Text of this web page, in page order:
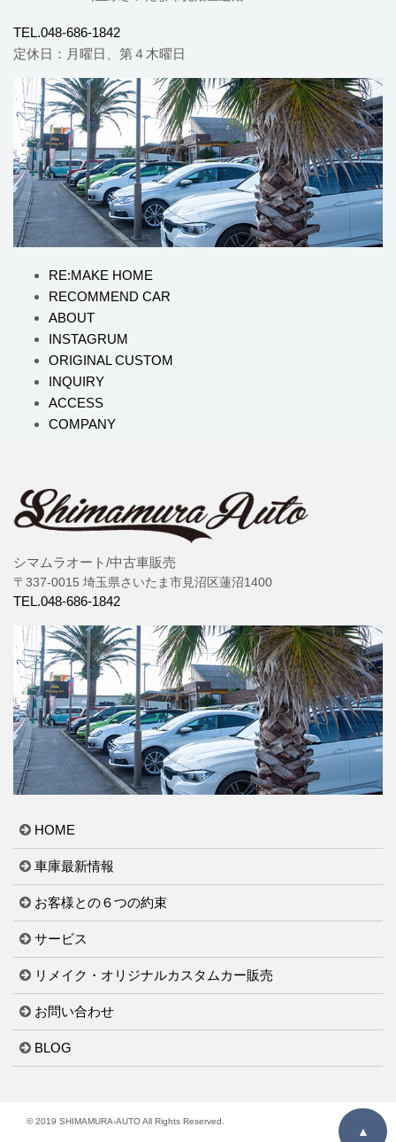
TEL.048-686-1842
定休日：月曜日、第４木曜日
RE:MAKE HOME
RECOMMEND CAR
ABOUT
INSTAGRUM
ORIGINAL CUSTOM
INQUIRY
ACCESS
COMPANY
シマムラオート/中古車販売
〒337-0015 埼玉県さいたま市見沼区蓮沼1400
TEL.048-686-1842
HOME
車庫最新情報
お客様との６つの約束
サービス
リメイク・オリジナルカスタムカー販売
お問い合わせ
BLOG
© 2019 SHIMAMURA-AUTO All Rights Reserved.
▲